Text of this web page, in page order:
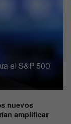
el S&P 500
nuevos
amplificar